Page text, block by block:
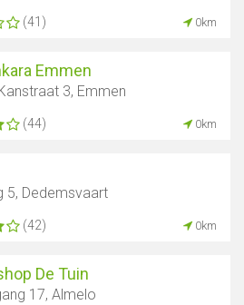
(41) 0km
Emmen
3, Emmen
(44) 0km
5, Dedemsvaart
(42) 0km
De Tuin
17, Almelo